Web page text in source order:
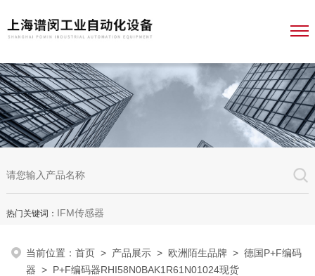
热门关键词： IFM传感器
当前位置：首页 > 产品展示 > 欧洲陌生品牌 >德国P+F编码
器 > P+F编码器RHI58N0BAK1R61N01024现货